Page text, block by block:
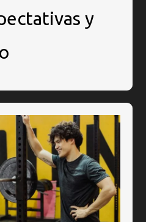
y